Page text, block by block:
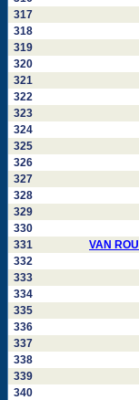
317
318
319
320
321
322
323
324
325
326
327
328
329
330
331
VAN
332
333
334
335
336
337
338
339
340